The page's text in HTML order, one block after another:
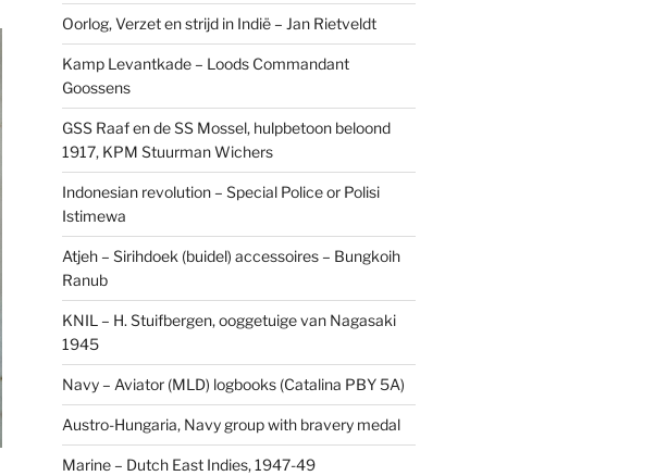
Oorlog, Verzet en strijd in Indië – Jan Rietveldt
Kamp Levantkade – Loods Commandant
Goossens
GSS Raaf en de SS Mossel, hulpbetoon beloond
1917, KPM Stuurman Wichers
Indonesian revolution – Special Police or Polisi
Istimewa
Atjeh – Sirihdoek (buidel) accessoires – Bungkoih
Ranub
KNIL – H. Stuifbergen, ooggetuige van Nagasaki
1945
Navy – Aviator (MLD) logbooks (Catalina PBY 5A)
Austro-Hungaria, Navy group with bravery medal
Marine – Dutch East Indies, 1947-49